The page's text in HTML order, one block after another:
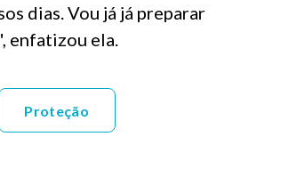
dias. Vou já já preparar
enfatizou ela.
Proteção